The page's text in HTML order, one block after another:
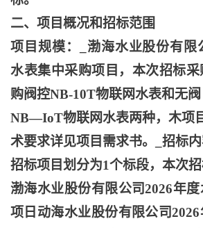
二、项目概况和招标范围
项目规模：
_渤海水业股份有
水表集中采购项目，本次招标
购阀控NB-10T物联网水表和无阀
NB—IoT物联网水表两种，木项
术要求详见项目需求书。_招标
招标项目划分为1个标段，本次招
渤海水业股份有限公司2026年
项日动海水业股份有限公司